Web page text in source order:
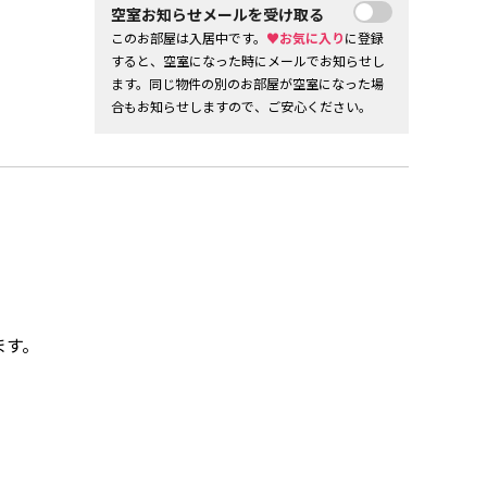
空室お知らせメールを受け取る
このお部屋は入居中です。 ♥お気に入りに登録
すると、空室になった時にメールでお知らせし
ます。同じ物件の別のお部屋が空室になった場
合もお知らせしますので、ご安心ください。
。